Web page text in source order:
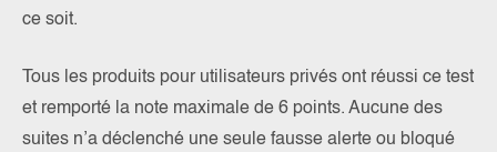
ce soit.
Tous les produits pour utilisateurs privés ont réussi ce test
et remporté la note maximale de 6 points. Aucune des
suites n’a déclenché une seule fausse alerte ou bloqué